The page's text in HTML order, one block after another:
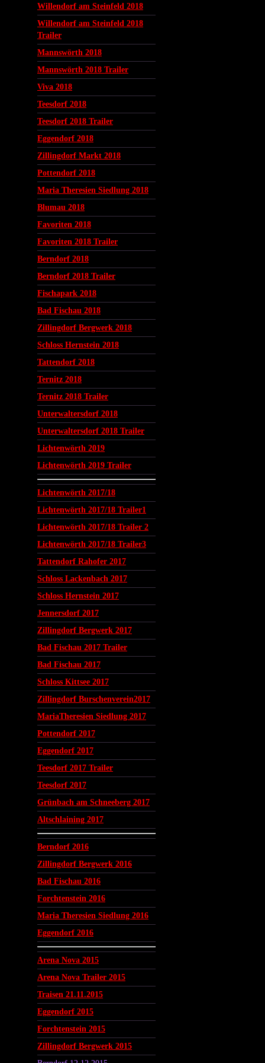
Willendorf am Steinfeld 2018
Willendorf am Steinfeld 2018
Trailer
Mannswörth 2018
Mannswörth 2018 Trailer
Viva 2018
Teesdorf 2018
Teesdorf 2018 Trailer
Eggendorf 2018
Zillingdorf Markt 2018
Pottendorf 2018
Maria Theresien Siedlung 2018
Blumau 2018
Favoriten 2018
Favoriten 2018 Trailer
Berndorf 2018
Berndorf 2018 Trailer
Fischapark 2018
Bad Fischau 2018
Zillingdorf Bergwerk 2018
Schloss Hernstein 2018
Tattendorf 2018
Ternitz 2018
Ternitz 2018 Trailer
Unterwaltersdorf 2018
Unterwaltersdorf 2018 Trailer
Lichtenwörth 2019
Lichtenwörth 2019 Trailer
Lichtenwörth 2017/18
Lichtenwörth 2017/18 Trailer1
Lichtenwörth 2017/18 Trailer 2
Lichtenwörth 2017/18 Trailer3
Tattendorf Rahofer 2017
Schloss Lackenbach 2017
Schloss Hernstein 2017
Jennersdorf 2017
Zillingdorf Bergwerk 2017
Bad Fischau 2017 Trailer
Bad Fischau 2017
Schloss Kittsee 2017
Zillingdorf Burschenverein2017
MariaTheresien Siedlung 2017
Pottendorf 2017
Eggendorf 2017
Teesdorf 2017 Trailer
Teesdorf 2017
Grünbach am Schneeberg 2017
Altschlaining 2017
Berndorf 2016
Zillingdorf Bergwerk 2016
Bad Fischau 2016
Forchtenstein 2016
Maria Theresien Siedlung 2016
Eggendorf 2016
Arena Nova 2015
Arena Nova Trailer 2015
Traisen 21.11.2015
Eggendorf 2015
Forchtenstein 2015
Zillingdorf Bergwerk 2015